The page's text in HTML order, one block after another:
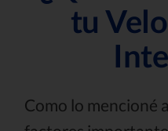
tu
Como lo mencioné